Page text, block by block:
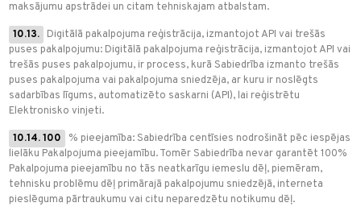
maksājumu apstrādei un citam tehniskajam atbalstam.
10.13.
Digitālā pakalpojuma reģistrācija, izmantojot API vai trešās
puses pakalpojumu: Digitālā pakalpojuma reģistrācija, izmantojot API vai
trešās puses pakalpojumu, ir process, kurā Sabiedrība izmanto trešās
puses pakalpojuma vai pakalpojuma sniedzēja, ar kuru ir noslēgts
sadarbības līgums, automatizēto saskarni (API), lai reģistrētu
Elektronisko vinjeti.
10.14. 100
% pieejamība: Sabiedrība centīsies nodrošināt pēc iespējas
lielāku Pakalpojuma pieejamību. Tomēr Sabiedrība nevar garantēt 100%
Pakalpojuma pieejamību no tās neatkarīgu iemeslu dēļ, piemēram,
tehnisku problēmu dēļ primārajā pakalpojumu sniedzējā, interneta
pieslēguma pārtraukumu vai citu neparedzētu notikumu dēļ.